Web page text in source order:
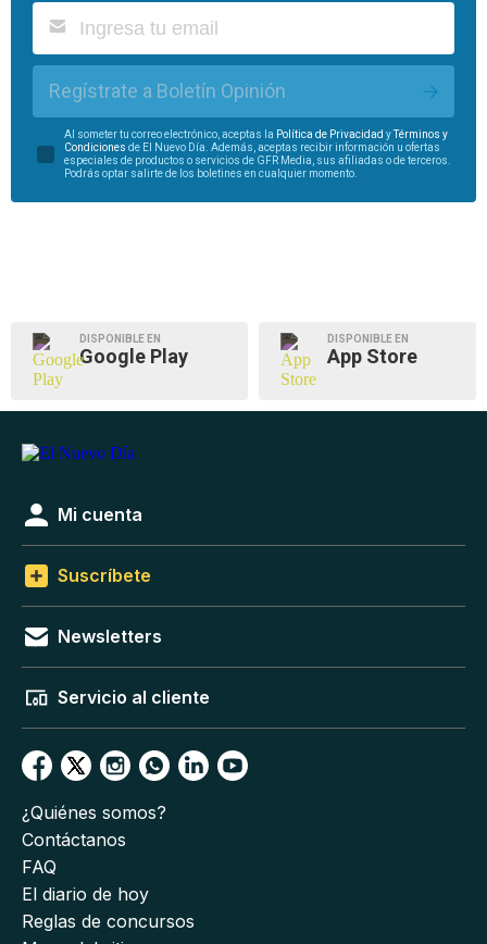
Regístrate a Boletín Opinión
Al someter tu correo electrónico, aceptas la Política de Privacidad y
Términos y
Condiciones de El Nuevo Día. Además, aceptas recibir información u ofertas
especiales de productos o servicios de GFR Media, sus afiliadas o de terceros.
Podrás optar salirte de los boletines en cualquier momento.
DISPONIBLE EN
Google Play
DISPONIBLE EN
App Store
Mi cuenta
Suscríbete
Newsletters
Servicio al cliente
¿Quiénes somos?
Contáctanos
FAQ
El diario de hoy
Reglas de concursos